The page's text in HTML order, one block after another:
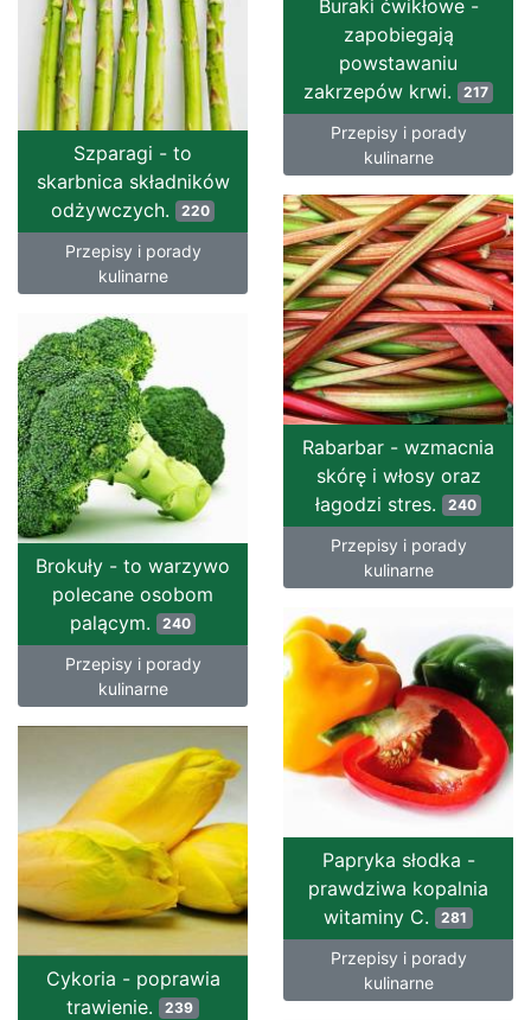
Buraki ćwikłowe -
zapobiegają
powstawaniu
zakrzepów krwi.
217
Przepisy i porady
kulinarne
Szparagi - to
skarbnica składników
odżywczych.
220
Przepisy i porady
kulinarne
Rabarbar - wzmacnia
skórę i włosy oraz
łagodzi stres.
240
Przepisy i porady
kulinarne
Brokuły - to warzywo
polecane osobom
palącym.
240
Przepisy i porady
kulinarne
Papryka słodka -
prawdziwa kopalnia
witaminy C. 281
Przepisy i porady
kulinarne
Cykoria - poprawia
trawienie. 239